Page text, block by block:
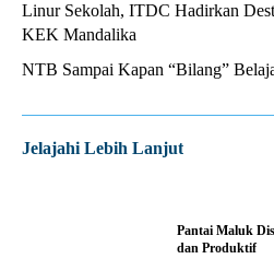
Linur Sekolah, ITDC Hadirkan
KEK Mandalika
NTB Sampai Kapan “Bilang”
Jelajahi Lebih Lanjut
Pantai Maluk
dan Produktif